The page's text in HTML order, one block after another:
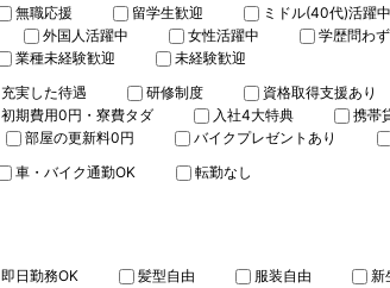
無職応援 留学生歓迎 ミドル(40代)活躍中
外国人活躍中 女性活躍中 学歴問わず
業種未経験歓迎
未経験歓迎
充実した待遇 研修制度 資格取得支援あり
初期費用0円・寮費タダ 入社4大特典 携帯
部屋の更新料0円 バイクプレゼントあり
車・バイク通勤OK
転勤なし
即日勤務OK 髪型自由 服装自由 新